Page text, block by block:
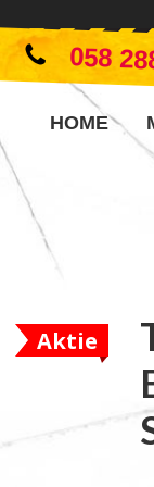
058
HOME
Aktie